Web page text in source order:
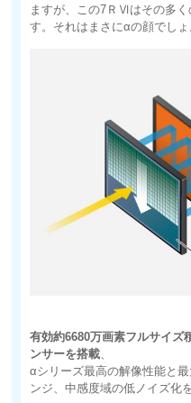
ますが、この7ＲⅥはその多
す。それはまさにαの顔でしょ
有効約6680万画素フルサイ
ンサーを搭載
αシリーズ最高の解像性能と
ンジ、中感度域の低ノイズ化